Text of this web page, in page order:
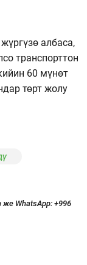
албаса,
транспорттон
60 мүнөт
төрт жолу
WhatsApp: +996